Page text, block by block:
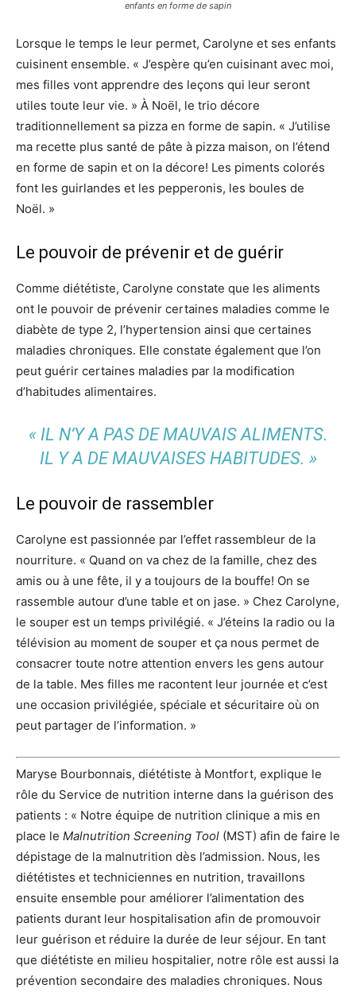
enfants en forme de sapin
Lorsque le temps le leur permet, Carolyne et ses enfants
cuisinent ensemble. « J’espère qu’en cuisinant avec moi,
mes filles vont apprendre des leçons qui leur seront
utiles toute leur vie. » À Noël, le trio décore
traditionnellement sa pizza en forme de sapin. « J’utilise
ma recette plus santé de pâte à pizza maison, on l’étend
en forme de sapin et on la décore! Les piments colorés
font les guirlandes et les pepperonis, les boules de
Noël. »
Le pouvoir de prévenir et de guérir
Comme diététiste, Carolyne constate que les aliments
ont le pouvoir de prévenir certaines maladies comme le
diabète de type 2, l’hypertension ainsi que certaines
maladies chroniques. Elle constate également que l’on
peut guérir certaines maladies par la modification
d’habitudes alimentaires.
« IL N’Y A PAS DE MAUVAIS ALIMENTS.
IL Y A DE MAUVAISES HABITUDES. »
Le pouvoir de rassembler
Carolyne est passionnée par l’effet rassembleur de la
nourriture. « Quand on va chez de la famille, chez des
amis ou à une fête, il y a toujours de la bouffe! On se
rassemble autour d’une table et on jase. » Chez Carolyne,
le souper est un temps privilégié. « J’éteins la radio ou la
télévision au moment de souper et ça nous permet de
consacrer toute notre attention envers les gens autour
de la table. Mes filles me racontent leur journée et c’est
une occasion privilégiée, spéciale et sécuritaire où on
peut partager de l’information. »
Maryse Bourbonnais, diététiste à Montfort, explique le
rôle du Service de nutrition interne dans la guérison des
patients : « Notre équipe de nutrition clinique a mis en
place le Malnutrition Screening Tool (MST) afin de faire le
dépistage de la malnutrition dès l’admission. Nous, les
diététistes et techniciennes en nutrition, travaillons
ensuite ensemble pour améliorer l’alimentation des
patients durant leur hospitalisation afin de promouvoir
leur guérison et réduire la durée de leur séjour. En tant
que diététiste en milieu hospitalier, notre rôle est aussi la
prévention secondaire des maladies chroniques. Nous